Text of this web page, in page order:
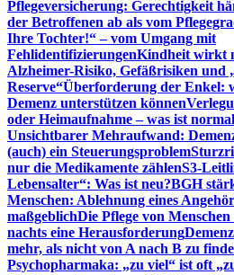
Pflegeversicherung: Gerechtigkeit
der Betroffenen ab als vom
Ihre Tochter!“ – vom Umgang mit
FehlidentifizierungenKindheit wirkt
Alzheimer-Risiko, Gefäßrisiken und
Reserve“Überforderung der Enkel:
Demenz unterstützen können
oder Heimaufnahme – was ist
Unsichtbarer Mehraufwand:
(auch) ein Steuerungsproblem
nur die Medikamente zählenS3-
Lebensalter“: Was ist neu?BGH
Menschen: Ablehnung eines
maßgeblichDie Pflege von
nachts eine Herausforderung
mehr, als nicht von A nach B zu
Psychopharmaka: „zu viel“ ist oft